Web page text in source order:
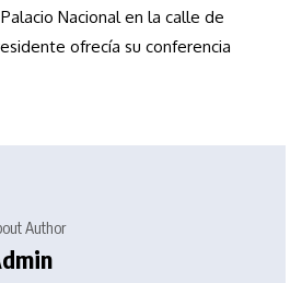
Nacional en la calle de
ofrecía su conferencia
Author